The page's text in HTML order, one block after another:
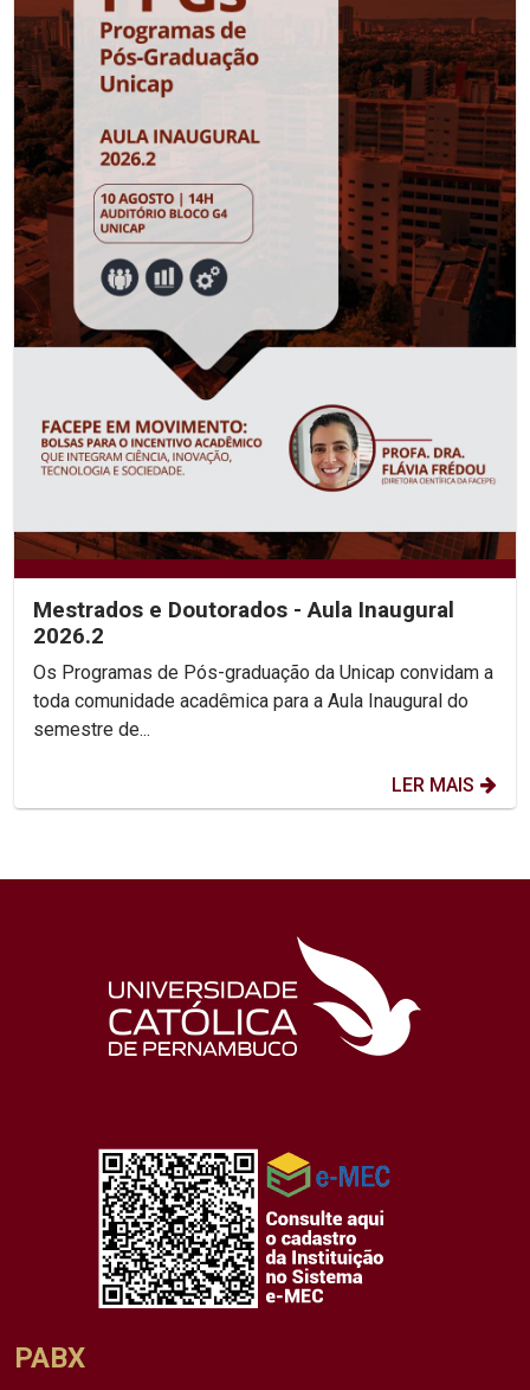
Mestrados e Doutorados - Aula Inaugural
2026.2
Os Programas de Pós-graduação da Unicap convidam a
toda comunidade acadêmica para a Aula Inaugural do
semestre de...
LER MAIS
PABX